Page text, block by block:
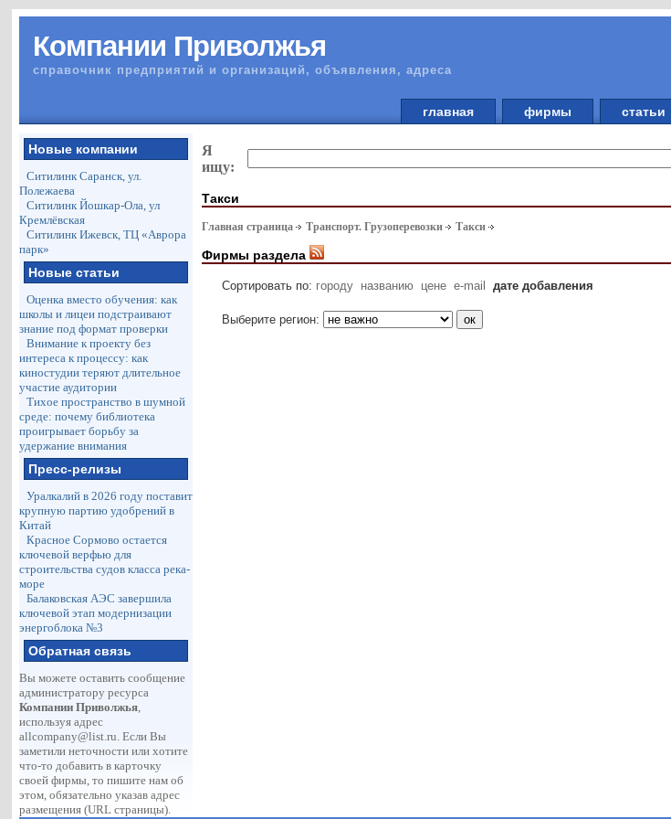
Компании Приволжья
справочник предприятий и организаций, объявления, адреса
главная фирмы статьи
Новые компании
Ситилинк Саранск, ул.
Полежаева
Ситилинк Йошкар-Ола, ул
Кремлёвская
Ситилинк Ижевск, ТЦ «Аврора
парк»
Новые статьи
Оценка вместо обучения: как
школы и лицеи подстраивают
знание под формат проверки
Внимание к проекту без
интереса к процессу: как
киностудии теряют длительное
участие аудитории
Тихое пространство в шумной
среде: почему библиотека
проигрывает борьбу за
удержание внимания
Пресс-релизы
Уралкалий в 2026 году поставит
крупную партию удобрений в
Китай
Красное Сормово остается
ключевой верфью для
строительства судов класса река-
море
Балаковская АЭС завершила
ключевой этап модернизации
энергоблока №3
Обратная связь
Вы можете оставить сообщение
администратору ресурса
Компании Приволжья,
используя адрес
allcompany@list.ru. Если Вы
заметили неточности или хотите
что-то добавить в карточку
своей фирмы, то пишите нам об
этом, обязательно указав адрес
размещения (URL страницы).
Я
ищу:
Такси
Главная страница Транспорт. Грузоперевозки Такси
Фирмы раздела
Сортировать по: городу названию цене e-mail дате добавления
Выберите регион: